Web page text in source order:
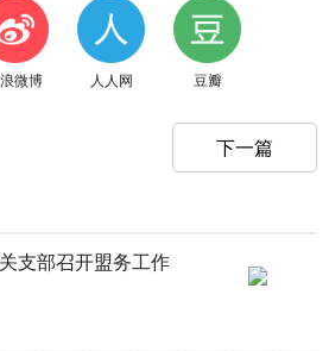
微博 人人网 豆瓣
下一篇
支部召开盟务工作